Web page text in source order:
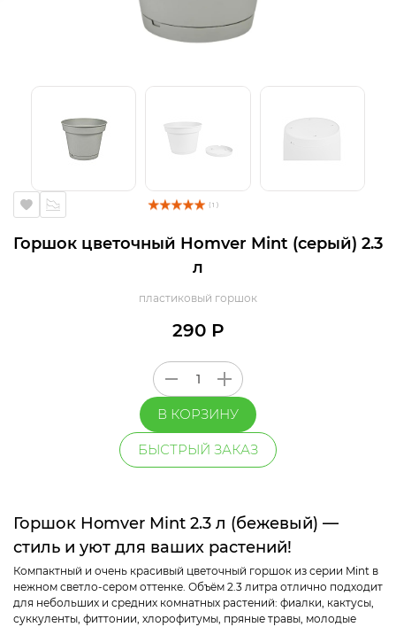
( 1 )
Горшок цветочный Homver Mint (серый) 2.3
л
пластиковый горшок
290 Р
В КОРЗИНУ
БЫСТРЫЙ ЗАКАЗ
Горшок Homver Mint 2.3 л (бежевый) —
стиль и уют для ваших растений!
Компактный и очень красивый цветочный горшок из серии Mint в
нежном светло-сером оттенке. Объём 2.3 литра отлично подходит
для небольших и средних комнатных растений: фиалки, кактусы,
суккуленты, фиттонии, хлорофитумы, пряные травы, молодые